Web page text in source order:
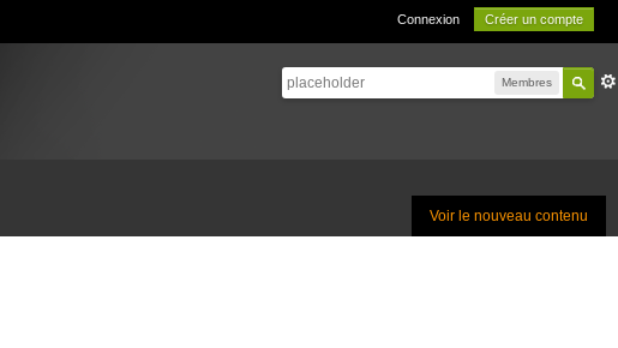
Connexion Créer un compte
Membres
Voir le nouveau contenu